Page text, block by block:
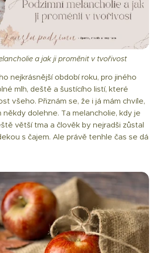
a jak ji proměnit v tvořivost
nejkrásnější období roku, pro jiného
mlh, deště a šustícího listí, které
všeho. Přiznám se, že i já mám chvíle,
někdy dolehne. Ta melancholie, kdy je
větší tma a člověk by nejradši zůstal
s čajem. Ale právě tenhle čas se dá